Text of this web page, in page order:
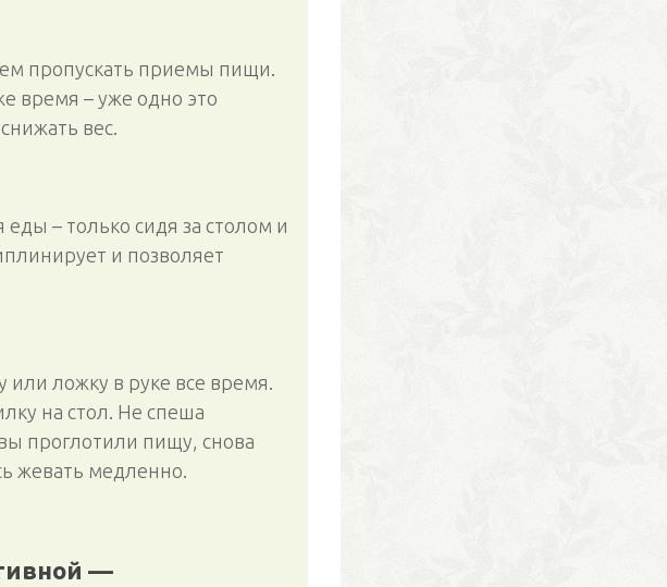
пропускать приемы пищи.
время – уже одно это
вес.
– только сидя за столом и
и позволяет
ложку в руке все время.
на стол. Не спеша
проглотили пищу, снова
жевать медленно.
—